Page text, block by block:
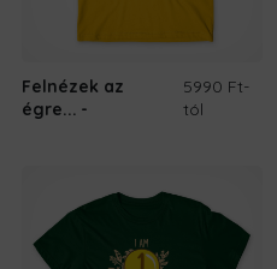
Felnézek az
égre...
5990 Ft-
tól